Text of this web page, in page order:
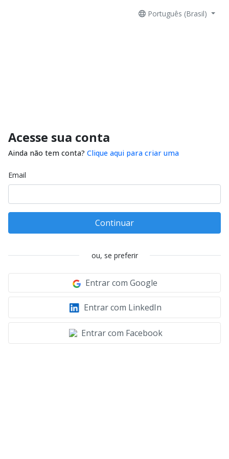
Português (Brasil)
Acesse sua conta
Ainda não tem conta? Clique aqui para criar uma
Email
Continuar
ou, se preferir
Entrar com Google
Entrar com LinkedIn
Entrar com Facebook